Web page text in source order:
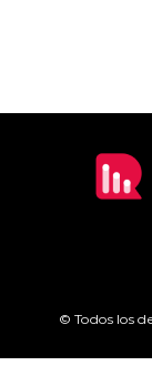
© Todos los